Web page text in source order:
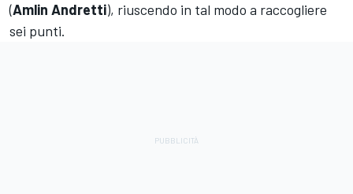
(Amlin Andretti), riuscendo in tal modo a raccogliere
sei punti.